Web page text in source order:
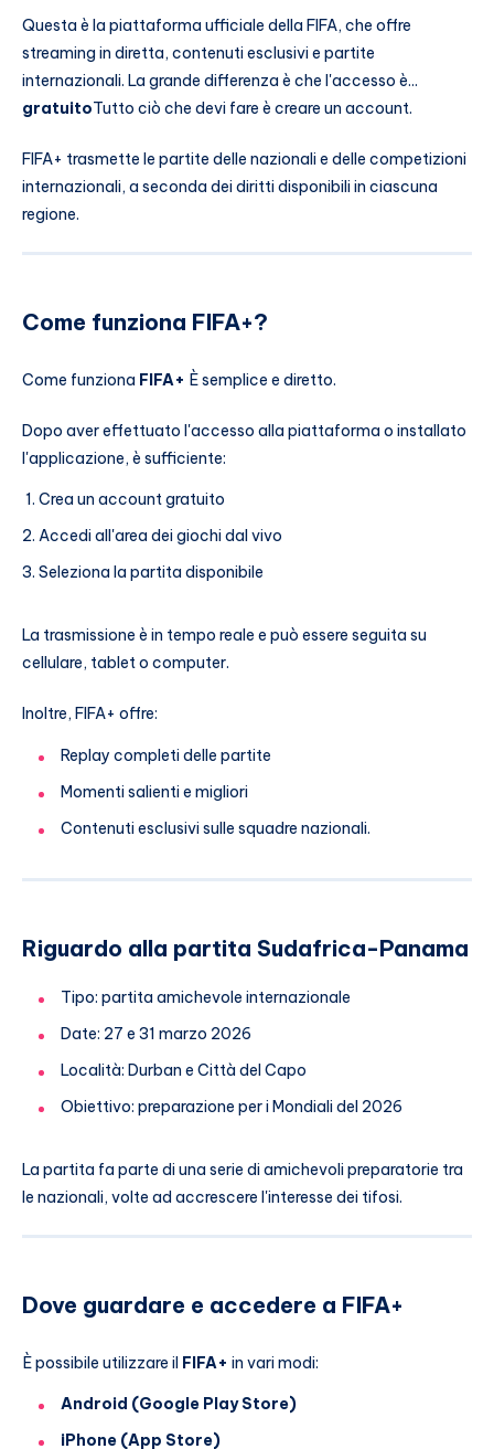
Questa è la piattaforma ufficiale della FIFA, che offre
streaming in diretta, contenuti esclusivi e partite
internazionali. La grande differenza è che l'accesso è...
gratuitoTutto ciò che devi fare è creare un account.
FIFA+ trasmette le partite delle nazionali e delle competizioni
internazionali, a seconda dei diritti disponibili in ciascuna
regione.
Come funziona FIFA+?
Come funziona FIFA+ È semplice e diretto.
Dopo aver effettuato l'accesso alla piattaforma o installato
l'applicazione, è sufficiente:
Crea un account gratuito
Accedi all'area dei giochi dal vivo
Seleziona la partita disponibile
La trasmissione è in tempo reale e può essere seguita su
cellulare, tablet o computer.
Inoltre, FIFA+ offre:
Replay completi delle partite
Momenti salienti e migliori
Contenuti esclusivi sulle squadre nazionali.
Riguardo alla partita Sudafrica-Panama
Tipo: partita amichevole internazionale
Date: 27 e 31 marzo 2026
Località: Durban e Città del Capo
Obiettivo: preparazione per i Mondiali del 2026
La partita fa parte di una serie di amichevoli preparatorie tra
le nazionali, volte ad accrescere l'interesse dei tifosi.
Dove guardare e accedere a FIFA+
È possibile utilizzare il FIFA+ in vari modi:
Android (Google Play Store)
iPhone (App Store)